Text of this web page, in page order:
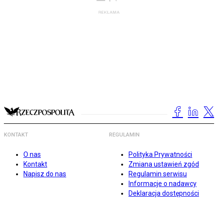
KONTAKT
O nas
Kontakt
Napisz do nas
REGULAMIN
Polityka Prywatności
Zmiana ustawień zgód
Regulamin serwisu
Informacje o nadawcy
Deklaracja dostępności